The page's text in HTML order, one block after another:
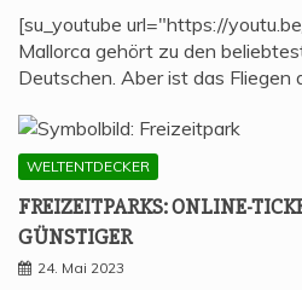
[su_youtube url="https://
Mallorca gehört zu den
Deutschen. Aber ist das Fliegen
WELTENTDECKER
FREI­ZEIT­PARKS: ONLINE-
GÜNSTIGER
24. Mai 2023